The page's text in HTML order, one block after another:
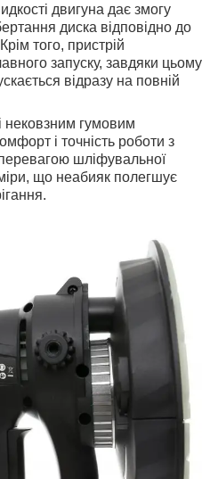
двигуна дає змогу
диска відповідно до
того, пристрій
запуску, завдяки цьому
відразу на повній
нековзним гумовим
і точність роботи з
шліфувальної
що неабияк полегшує